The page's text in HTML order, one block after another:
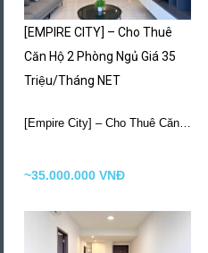
[EMPIRE CITY] – Cho Thuê
Căn Hộ 2 Phòng Ngủ Giá 35
Triệu/Tháng NET
[Empire City] – Cho Thuê Căn Hộ 2 Phòng…
~35.000.000 VNĐ